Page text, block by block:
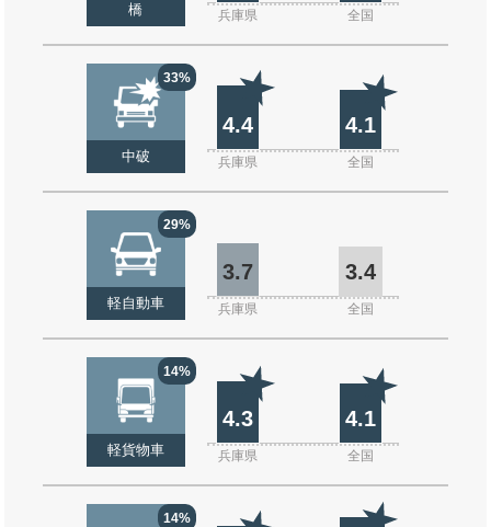
橋 兵庫県 全国
33%
中破
4.4 4.1
兵庫県 全国
29%
軽自動車
3.7 3.4
兵庫県 全国
14%
軽貨物車
4.3 4.1
兵庫県 全国
14%